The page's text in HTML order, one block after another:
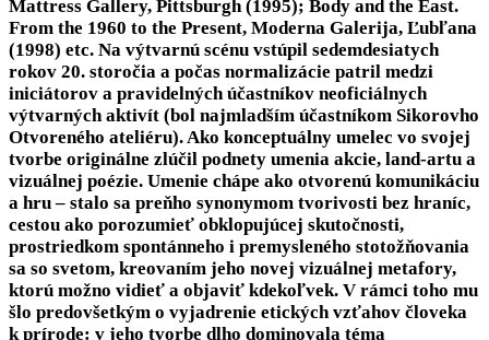
Mattress Gallery, Pittsburgh (1995); Body and the East.
From the 1960 to the Present, Moderna Galerija, Ľubľana
(1998) etc. Na výtvarnú scénu vstúpil sedemdesiatych
rokov 20. storočia a počas normalizácie patril medzi
iniciátorov a pravidelných účastníkov neoficiálnych
výtvarných aktivít (bol najmladším účastníkom Sikorovho
Otvoreného ateliéru). Ako konceptuálny umelec vo svojej
tvorbe originálne zlúčil podnety umenia akcie, land-artu a
vizuálnej poézie. Umenie chápe ako otvorenú komunikáciu
a hru – stalo sa preňho synonymom tvorivosti bez hraníc,
cestou ako porozumieť obklopujúcej skutočnosti,
prostriedkom spontánneho i premysleného stotožňovania
sa so svetom, kreovaním jeho novej vizuálnej metafory,
ktorú možno vidieť a objaviť kdekoľvek. V rámci toho mu
šlo predovšetkým o vyjadrenie etických vzťahov človeka
k prírode: v jeho tvorbe dlho dominovala téma